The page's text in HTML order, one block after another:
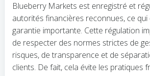
Blueberry Markets est enregistré et
autorités financières reconnues, ce
garantie importante. Cette régulation
de respecter des normes strictes de
risques, de transparence et de
clients. De fait, cela évite les pratiques